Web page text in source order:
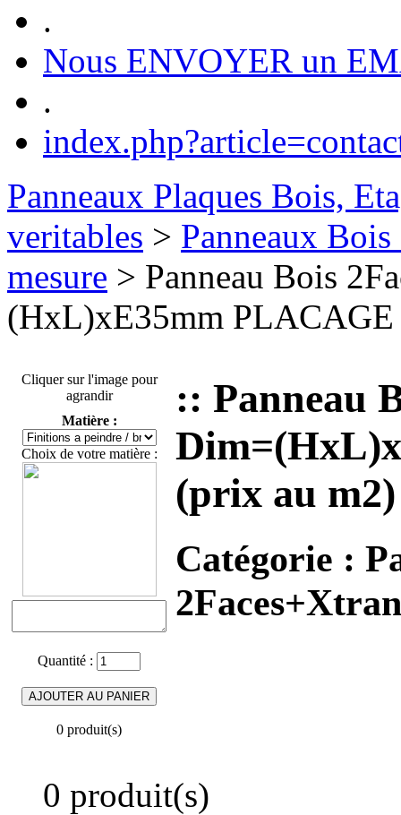
.
Nous ENVOYER un
.
Panneaux Plaques Bois,
veritables > Panneaux
mesure > Panneau Bois
(HxL)xE35mm
Cliquer sur l'image pour
agrandir
Matière :
Choix de votre matière :
Quantité :
0 produit(s)
:: Panneau
(prix au m2)
Catégorie :
0 produit(s)